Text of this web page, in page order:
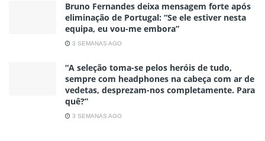
Bruno Fernandes deixa mensagem forte após
eliminação de Portugal: “Se ele estiver nesta
equipa, eu vou-me embora”
3 SEMANAS AGO
“A seleção toma-se pelos heróis de tudo,
sempre com headphones na cabeça com ar de
vedetas, desprezam-nos completamente. Para
quê?”
3 SEMANAS AGO